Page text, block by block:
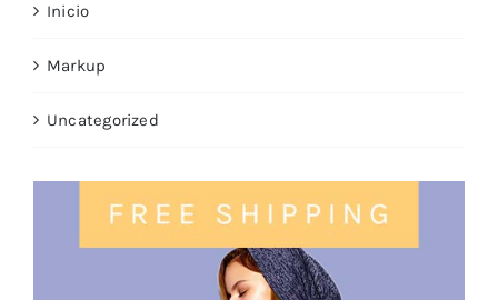
Inicio
Markup
Uncategorized